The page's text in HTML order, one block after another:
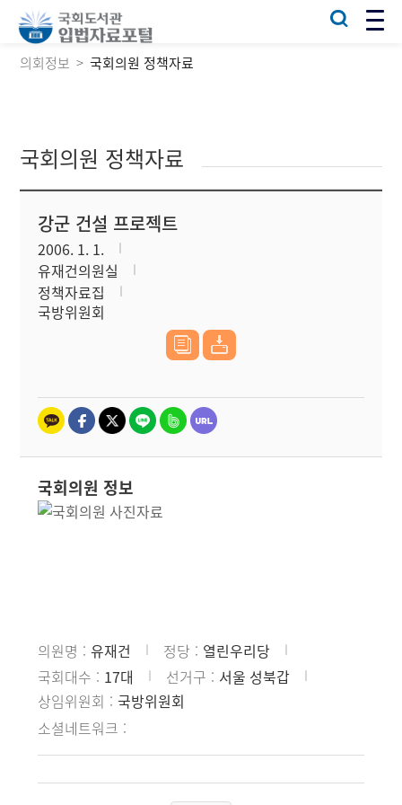
의회정보 국회의원 정책자료
국회의원 정책자료
강군 건설 프로젝트
2006. 1. 1.
유재건의원실
정책자료집
국방위원회
국회의원 정보
의원명 유재건 정당
열린우리당
국회대수
17대 선거구
서울 성북갑
상임위원회
국방위원회
소셜네트워크